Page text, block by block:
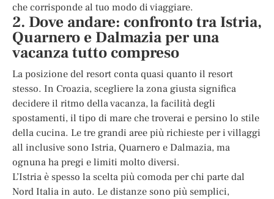
che corrisponde al tuo modo di viaggiare.
2. Dove andare: confronto tra Istria,
Quarnero e Dalmazia per una
vacanza tutto compreso
La posizione del resort conta quasi quanto il resort
stesso. In Croazia, scegliere la zona giusta significa
decidere il ritmo della vacanza, la facilità degli
spostamenti, il tipo di mare che troverai e persino lo stile
della cucina. Le tre grandi aree più richieste per i villaggi
all inclusive sono Istria, Quarnero e Dalmazia, ma
ognuna ha pregi e limiti molto diversi.
L’Istria è spesso la scelta più comoda per chi parte dal
Nord Italia in auto. Le distanze sono più semplici,